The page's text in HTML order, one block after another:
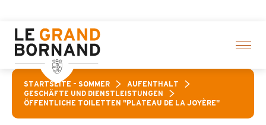
contenu
principal
STARTSEITE – SOMMER
AUFENTHALT
GESCHÄFTE UND DIENSTLEISTUNGEN
ÖFFENTLICHE TOILETTEN "PLATEAU DE LA JOYÈRE"